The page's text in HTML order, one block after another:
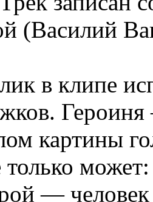
(Василий
в клипе
картины
только
—